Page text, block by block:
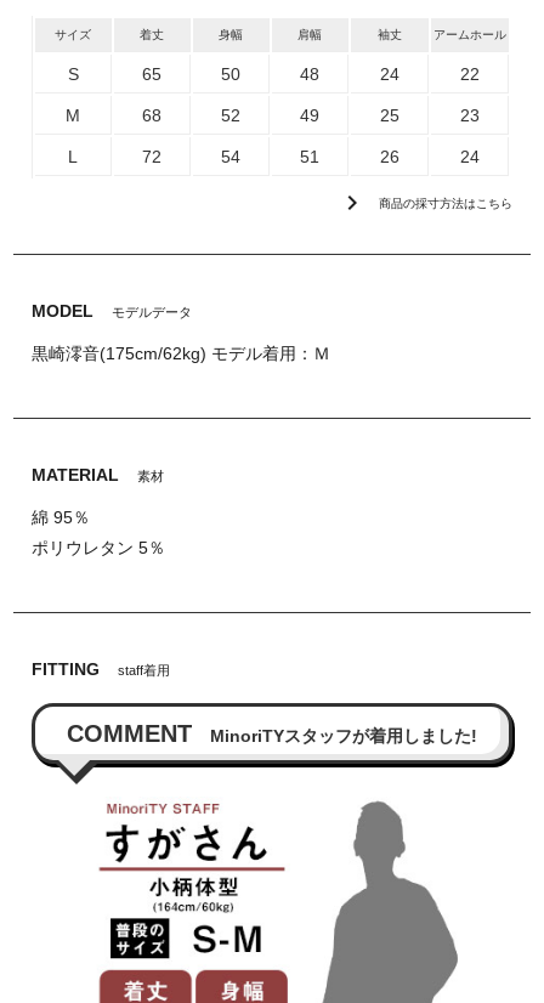
サイズ 着丈 身幅 肩幅 袖丈 アームホール
S 65 50 48 24 22
M 68 52 49 25 23
L 72 54 51 26 24
chevron_right 商品の採寸方法はこちら
MODEL モデルデータ
黒崎澪音(175cm/62kg) モデル着用：Ｍ
MATERIAL 素材
綿 95％
ポリウレタン 5％
FITTING staff着用
COMMENT MinoriTYスタッフが着用しました!